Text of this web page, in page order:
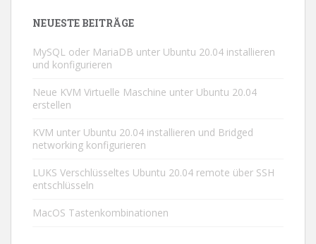
NEUESTE BEITRÄGE
MySQL oder MariaDB unter Ubuntu 20.04 installieren
und konfigurieren
Neue KVM Virtuelle Maschine unter Ubuntu 20.04
erstellen
KVM unter Ubuntu 20.04 installieren und Bridged
networking konfigurieren
LUKS Verschlüsseltes Ubuntu 20.04 remote über SSH
entschlüsseln
MacOS Tastenkombinationen